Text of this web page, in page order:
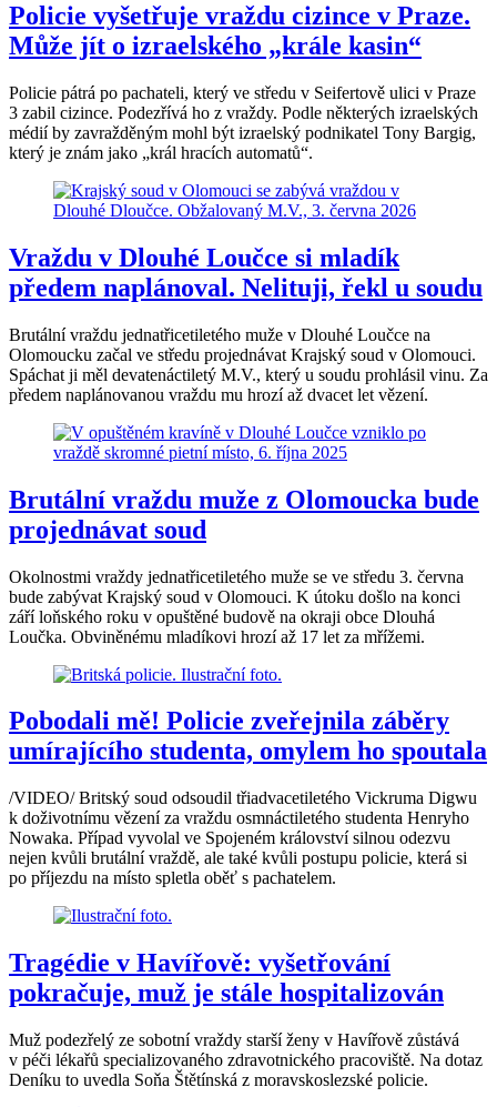
Policie vyšetřuje vraždu cizince v Praze.
Může jít o izraelského „krále kasin“
Policie pátrá po pachateli, který ve středu v Seifertově ulici v Praze
3 zabil cizince. Podezřívá ho z vraždy. Podle některých izraelských
médií by zavražděným mohl být izraelský podnikatel Tony Bargig,
který je znám jako „král hracích automatů“.
Vraždu v Dlouhé Loučce si mladík
předem naplánoval. Nelituji, řekl u soudu
Brutální vraždu jednatřicetiletého muže v Dlouhé Loučce na
Olomoucku začal ve středu projednávat Krajský soud v Olomouci.
Spáchat ji měl devatenáctiletý M.V., který u soudu prohlásil vinu. Za
předem naplánovanou vraždu mu hrozí až dvacet let vězení.
Brutální vraždu muže z Olomoucka bude
projednávat soud
Okolnostmi vraždy jednatřicetiletého muže se ve středu 3. června
bude zabývat Krajský soud v Olomouci. K útoku došlo na konci
září loňského roku v opuštěné budově na okraji obce Dlouhá
Loučka. Obviněnému mladíkovi hrozí až 17 let za mřížemi.
Pobodali mě! Policie zveřejnila záběry
umírajícího studenta, omylem ho spoutala
/VIDEO/ Britský soud odsoudil třiadvacetiletého Vickruma Digwu
k doživotnímu vězení za vraždu osmnáctiletého studenta Henryho
Nowaka. Případ vyvolal ve Spojeném království silnou odezvu
nejen kvůli brutální vraždě, ale také kvůli postupu policie, která si
po příjezdu na místo spletla oběť s pachatelem.
Tragédie v Havířově: vyšetřování
pokračuje, muž je stále hospitalizován
Muž podezřelý ze sobotní vraždy starší ženy v Havířově zůstává
v péči lékařů specializovaného zdravotnického pracoviště. Na dotaz
Deníku to uvedla Soňa Štětínská z moravskoslezské policie.